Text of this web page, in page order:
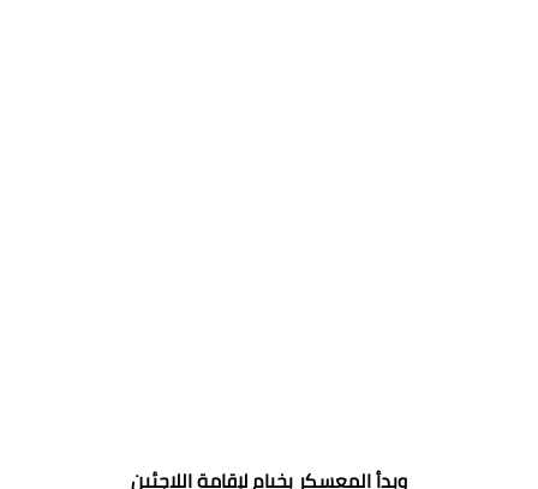
وبدأ المعسكر بخيام لإقامة اللاجئين